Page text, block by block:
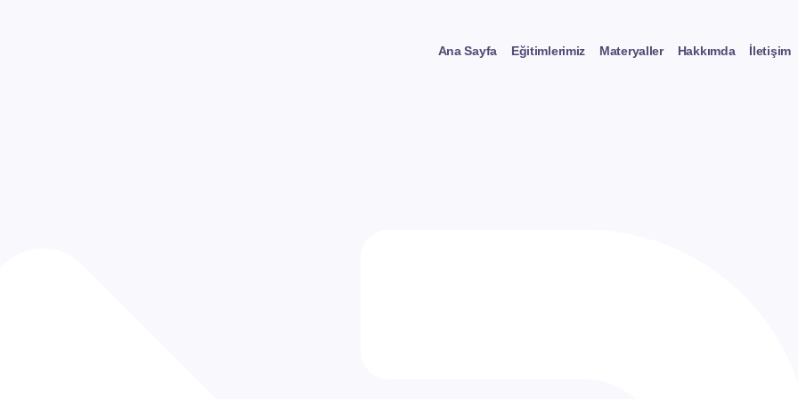
Ana Sayfa Eğitimlerimiz Materyaller Hakkımda İletişim